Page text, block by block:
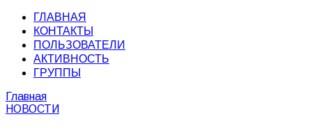
ГЛАВНАЯ
КОНТАКТЫ
ПОЛЬЗОВАТЕЛИ
АКТИВНОСТЬ
ГРУППЫ
Главная
НОВОСТИ